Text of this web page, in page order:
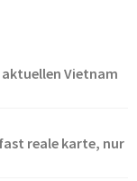
Vietnam
reale karte, nur